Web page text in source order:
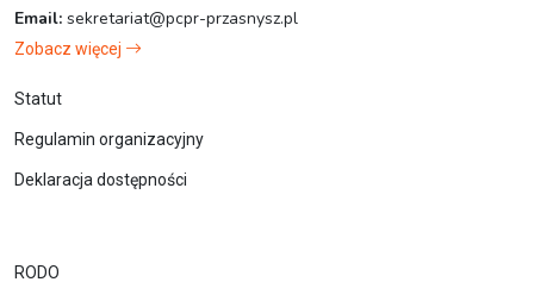
Email: sekretariat@pcpr-przasnysz.pl
Zobacz więcej
Statut
Regulamin organizacyjny
Deklaracja dostępności
RODO